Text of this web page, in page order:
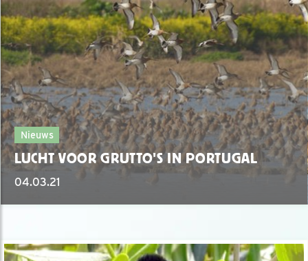
Nieuws
LUCHT VOOR GRUTTO'S IN PORTUGAL
04.03.21